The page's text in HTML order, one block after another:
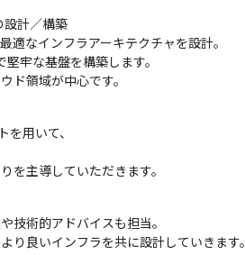
計／構築
なインフラアーキテクチャを設計。
牢な基盤を構築します。
ド領域が中心です。
用いて、
を主導していただきます。
技術的アドバイスも担当。
り良いインフラを共に設計していきます。